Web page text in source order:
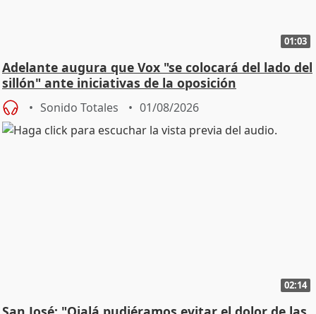
01:03
Adelante augura que Vox "se colocará del lado del
sillón" ante iniciativas de la oposición
Sonido Totales 01/08/2026
02:14